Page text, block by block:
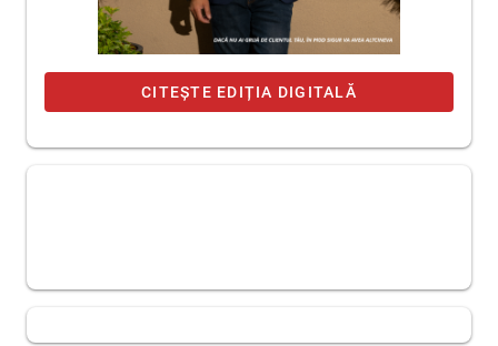
CITEȘTE EDIȚIA DIGITALĂ